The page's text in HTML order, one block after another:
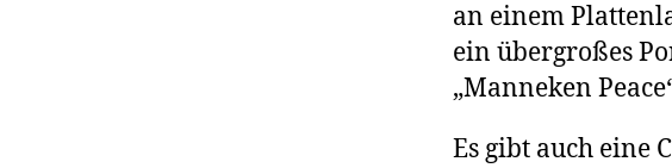
an einem
ein übergroßes
„Manneken
Es gibt auch eine